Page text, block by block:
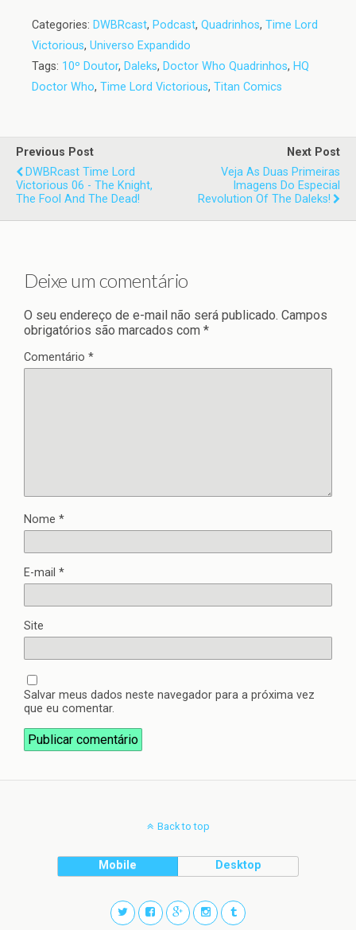
Categories: DWBRcast, Podcast, Quadrinhos, Time Lord
Victorious, Universo Expandido
Tags: 10º Doutor, Daleks, Doctor Who Quadrinhos, HQ
Doctor Who, Time Lord Victorious, Titan Comics
Previous Post
DWBRcast Time Lord
Victorious 06 - The Knight,
The Fool And The Dead!
Next Post
Veja As Duas Primeiras
Imagens Do Especial
Revolution Of The Daleks!
Deixe um comentário
O seu endereço de e-mail não será publicado. Campos
obrigatórios são marcados com *
Comentário *
Nome *
E-mail *
Site
Salvar meus dados neste navegador para a próxima vez
que eu comentar.
Back to top
Mobile Desktop